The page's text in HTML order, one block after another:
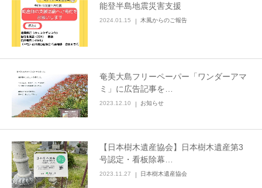
能登半島地震災害支援
2024.01.15 木風からのご報告
奄美大島フリーペーパー「ワンダーアマ
ミ」に広告記事を…
2023.12.10 お知らせ
【日本樹木遺産協会】日本樹木遺産第3
号認定・看板除幕…
2023.11.27 日本樹木遺産協会